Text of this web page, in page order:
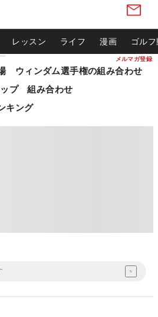
メルマガ登録
レッスン ライフ 漫画 ゴル
ウィンダム選手権の組み合わせ
プ 組み合わせ
キング